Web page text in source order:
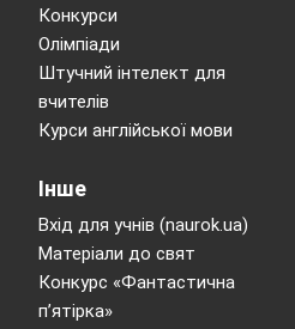
Конкурси
Олімпіади
Штучний інтелект для
вчителів
Курси англійської мови
Інше
Вхід для учнів (naurok.ua)
Матеріали до свят
Конкурс «Фантастична
п’ятірка»